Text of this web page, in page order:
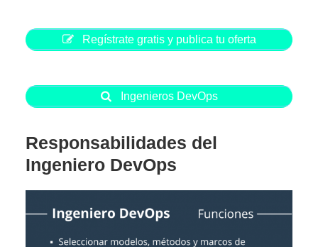
Regístrate gratis y publica tu oferta
Ingenieros DevOps
Responsabilidades del
Ingeniero DevOps